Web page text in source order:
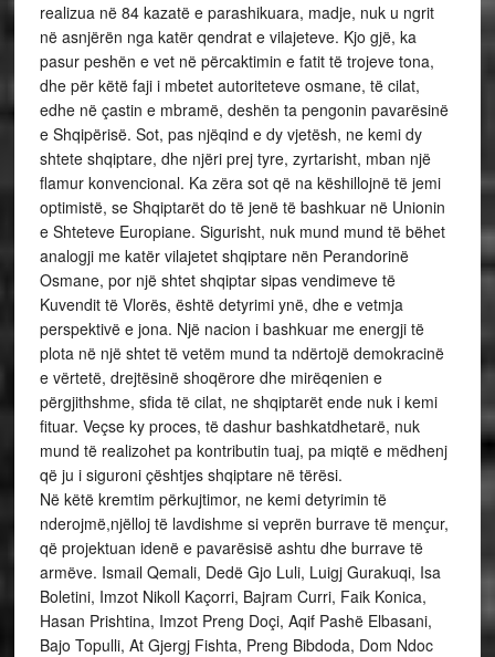
realizua në 84 kazatë e parashikuara, madje, nuk u ngrit
në asnjërën nga katër qendrat e vilajeteve. Kjo gjë, ka
pasur peshën e vet në përcaktimin e fatit të trojeve tona,
dhe për këtë faji i mbetet autoriteteve osmane, të cilat,
edhe në çastin e mbramë, deshën ta pengonin pavarësinë
e Shqipërisë. Sot, pas njëqind e dy vjetësh, ne kemi dy
shtete shqiptare, dhe njëri prej tyre, zyrtarisht, mban një
flamur konvencional. Ka zëra sot që na këshillojnë të jemi
optimistë, se Shqiptarët do të jenë të bashkuar në Unionin
e Shteteve Europiane. Sigurisht, nuk mund mund të bëhet
analogji me katër vilajetet shqiptare nën Perandorinë
Osmane, por një shtet shqiptar sipas vendimeve të
Kuvendit të Vlorës, është detyrimi ynë, dhe e vetmja
perspektivë e jona. Një nacion i bashkuar me energji të
plota në një shtet të vetëm mund ta ndërtojë demokracinë
e vërtetë, drejtësinë shoqërore dhe mirëqenien e
përgjithshme, sfida të cilat, ne shqiptarët ende nuk i kemi
fituar. Veçse ky proces, të dashur bashkatdhetarë, nuk
mund të realizohet pa kontributin tuaj, pa miqtë e mëdhenj
që ju i siguroni çështjes shqiptare në tërësi.
Në këtë kremtim përkujtimor, ne kemi detyrimin të
nderojmë,njëlloj të lavdishme si veprën burrave të mençur,
që projektuan idenë e pavarësisë ashtu dhe burrave të
armëve. Ismail Qemali, Dedë Gjo Luli, Luigj Gurakuqi, Isa
Boletini, Imzot Nikoll Kaçorri, Bajram Curri, Faik Konica,
Hasan Prishtina, Imzot Preng Doçi, Aqif Pashë Elbasani,
Bajo Topulli, At Gjergj Fishta, Preng Bibdoda, Dom Ndoc